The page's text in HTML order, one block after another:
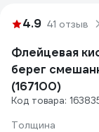
4.9 41 отзыв
Флейцевая
берег
(167100)
Код товара:
Толщина